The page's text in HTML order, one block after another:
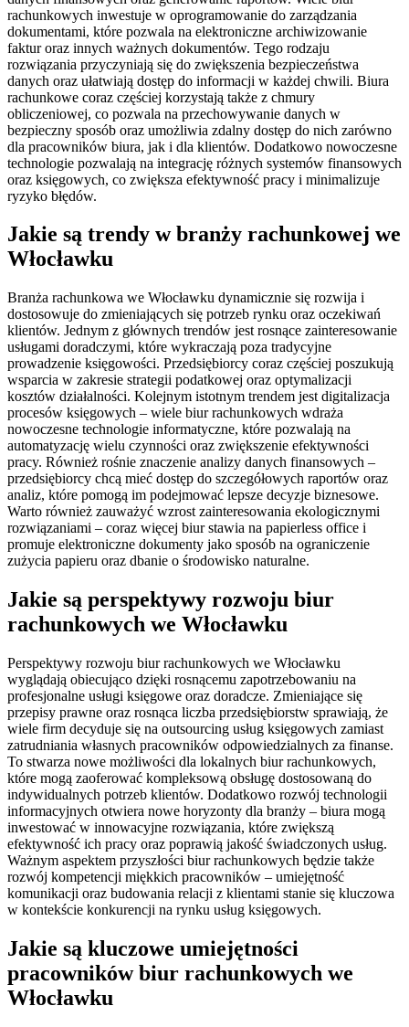
rachunkowych inwestuje w oprogramowanie do zarządzania
dokumentami, które pozwala na elektroniczne archiwizowanie
faktur oraz innych ważnych dokumentów. Tego rodzaju
rozwiązania przyczyniają się do zwiększenia bezpieczeństwa
danych oraz ułatwiają dostęp do informacji w każdej chwili. Biura
rachunkowe coraz częściej korzystają także z chmury
obliczeniowej, co pozwala na przechowywanie danych w
bezpieczny sposób oraz umożliwia zdalny dostęp do nich zarówno
dla pracowników biura, jak i dla klientów. Dodatkowo nowoczesne
technologie pozwalają na integrację różnych systemów finansowych
oraz księgowych, co zwiększa efektywność pracy i minimalizuje
ryzyko błędów.
Jakie są trendy w branży rachunkowej we
Włocławku
Branża rachunkowa we Włocławku dynamicznie się rozwija i
dostosowuje do zmieniających się potrzeb rynku oraz oczekiwań
klientów. Jednym z głównych trendów jest rosnące zainteresowanie
usługami doradczymi, które wykraczają poza tradycyjne
prowadzenie księgowości. Przedsiębiorcy coraz częściej poszukują
wsparcia w zakresie strategii podatkowej oraz optymalizacji
kosztów działalności. Kolejnym istotnym trendem jest digitalizacja
procesów księgowych – wiele biur rachunkowych wdraża
nowoczesne technologie informatyczne, które pozwalają na
automatyzację wielu czynności oraz zwiększenie efektywności
pracy. Również rośnie znaczenie analizy danych finansowych –
przedsiębiorcy chcą mieć dostęp do szczegółowych raportów oraz
analiz, które pomogą im podejmować lepsze decyzje biznesowe.
Warto również zauważyć wzrost zainteresowania ekologicznymi
rozwiązaniami – coraz więcej biur stawia na papierless office i
promuje elektroniczne dokumenty jako sposób na ograniczenie
zużycia papieru oraz dbanie o środowisko naturalne.
Jakie są perspektywy rozwoju biur
rachunkowych we Włocławku
Perspektywy rozwoju biur rachunkowych we Włocławku
wyglądają obiecująco dzięki rosnącemu zapotrzebowaniu na
profesjonalne usługi księgowe oraz doradcze. Zmieniające się
przepisy prawne oraz rosnąca liczba przedsiębiorstw sprawiają, że
wiele firm decyduje się na outsourcing usług księgowych zamiast
zatrudniania własnych pracowników odpowiedzialnych za finanse.
To stwarza nowe możliwości dla lokalnych biur rachunkowych,
które mogą zaoferować kompleksową obsługę dostosowaną do
indywidualnych potrzeb klientów. Dodatkowo rozwój technologii
informacyjnych otwiera nowe horyzonty dla branży – biura mogą
inwestować w innowacyjne rozwiązania, które zwiększą
efektywność ich pracy oraz poprawią jakość świadczonych usług.
Ważnym aspektem przyszłości biur rachunkowych będzie także
rozwój kompetencji miękkich pracowników – umiejętność
komunikacji oraz budowania relacji z klientami stanie się kluczowa
w kontekście konkurencji na rynku usług księgowych.
Jakie są kluczowe umiejętności
pracowników biur rachunkowych we
Włocławku